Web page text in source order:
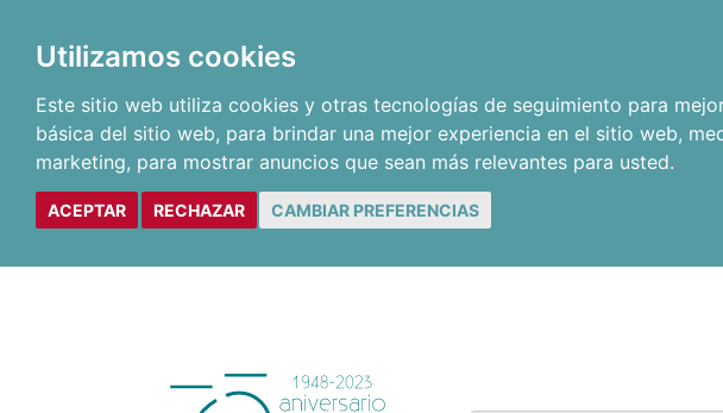
Utilizamos cookies
Este sitio web utiliza cookies y otras tecnologías de seguimiento para
básica del sitio web, para brindar una mejor experiencia en el sitio web,
marketing, para mostrar anuncios que sean más relevantes para usted.
ACEPTAR RECHAZAR CAMBIAR PREFERENCIAS